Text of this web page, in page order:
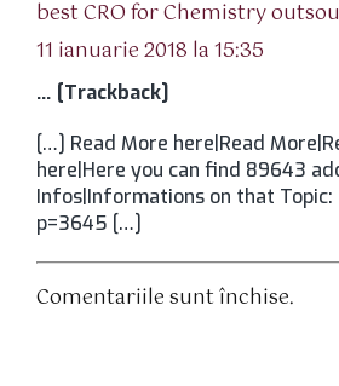
best CRO for Chemistry
11 ianuarie 2018 la 15:35
… [Trackback]
[…] Read More here|Read
here|Here you can find 89643
Infos|Informations on that Topic:
p=3645 […]
Comentariile sunt închise.